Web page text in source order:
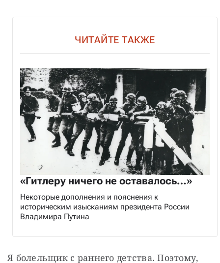
ЧИТАЙТЕ ТАКЖЕ
«Гитлеру ничего не оставалось…»
Некоторые дополнения и пояснения к
историческим изысканиям президента России
Владимира Путина
Я болельщик с раннего детства. Поэтому,